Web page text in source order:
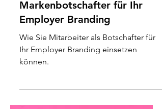
Mitarbeitende als
Markenbotschafter für Ihr
Employer Branding
Wie Sie Mitarbeiter als Botschafter für